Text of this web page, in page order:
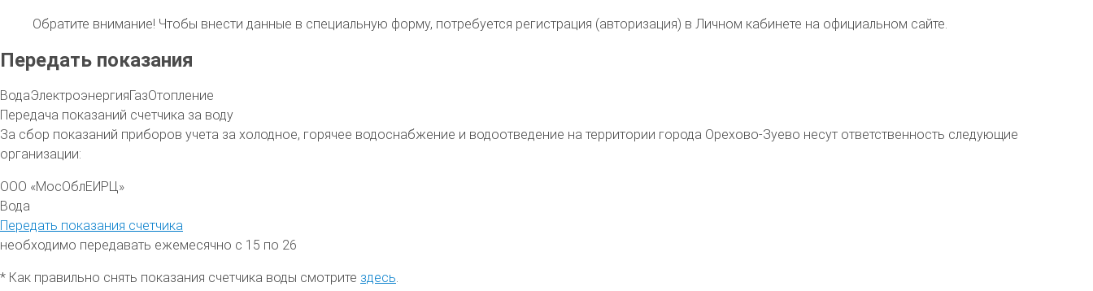
Обратите внимание! Чтобы внести данные в специальную форму, потребуется регистрация (авторизация) в Личном кабинете на официальном сайте.
Передать показания
ВодаЭлектроэнергияГазОтопление
Передача показаний счетчика за воду
За сбор показаний приборов учета за холодное, горячее водоснабжение и водоотведение на территории города Орехово-Зуево несут ответственность следующие
организации:
ООО «МосОблЕИРЦ»
Вода
Передать показания счетчика
необходимо передавать ежемесячно с 15 по 26
* Как правильно снять показания счетчика воды смотрите здесь